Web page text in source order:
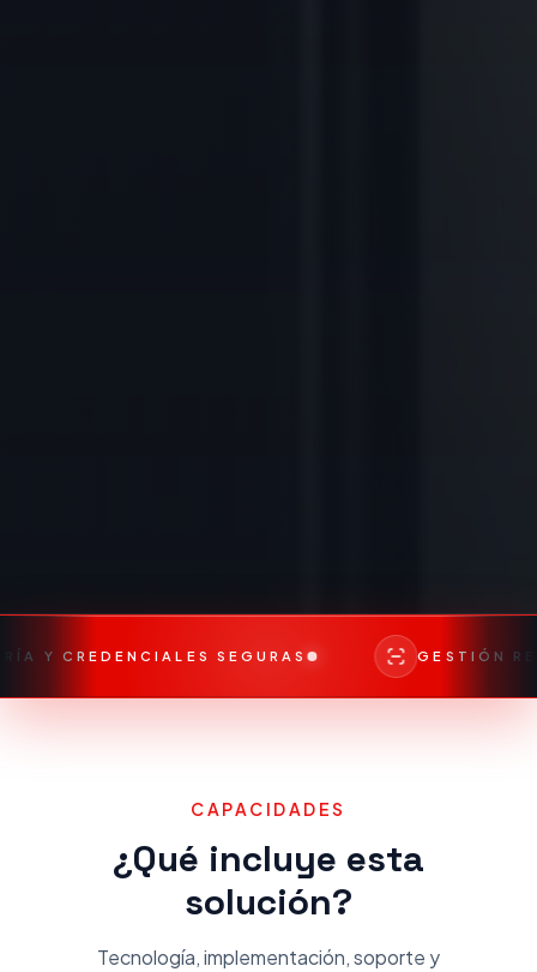
SEGURAS GESTIÓN REMOTA EN
CAPACIDADES
¿Qué incluye esta
solución?
Tecnología, implementación, soporte y